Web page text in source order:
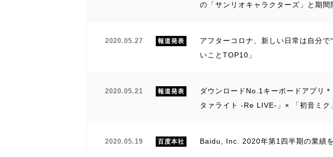
の「サンリオキャラクターズ」と期間
2020.05.27 報道発表
アフターコロナ、新しい日常は自分
いことTOP10」
2020.05.21 報道発表
ダウンロードNo.1キーボードアプリ
タァライト -Re LIVE-」× 「初音ミク
2020.05.19 百度本社 Baidu, Inc. 2020年第1四半期の業績